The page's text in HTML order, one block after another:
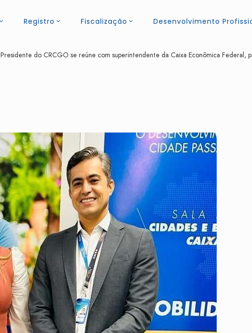
Registro Fiscalização Desenvolvimento
Presidente do CRCGO se reúne com superintendente da Caixa Econômica Federal,